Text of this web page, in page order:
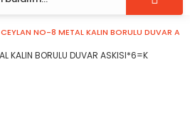
CEYLAN NO-8 METAL KALIN BORULU DUVAR